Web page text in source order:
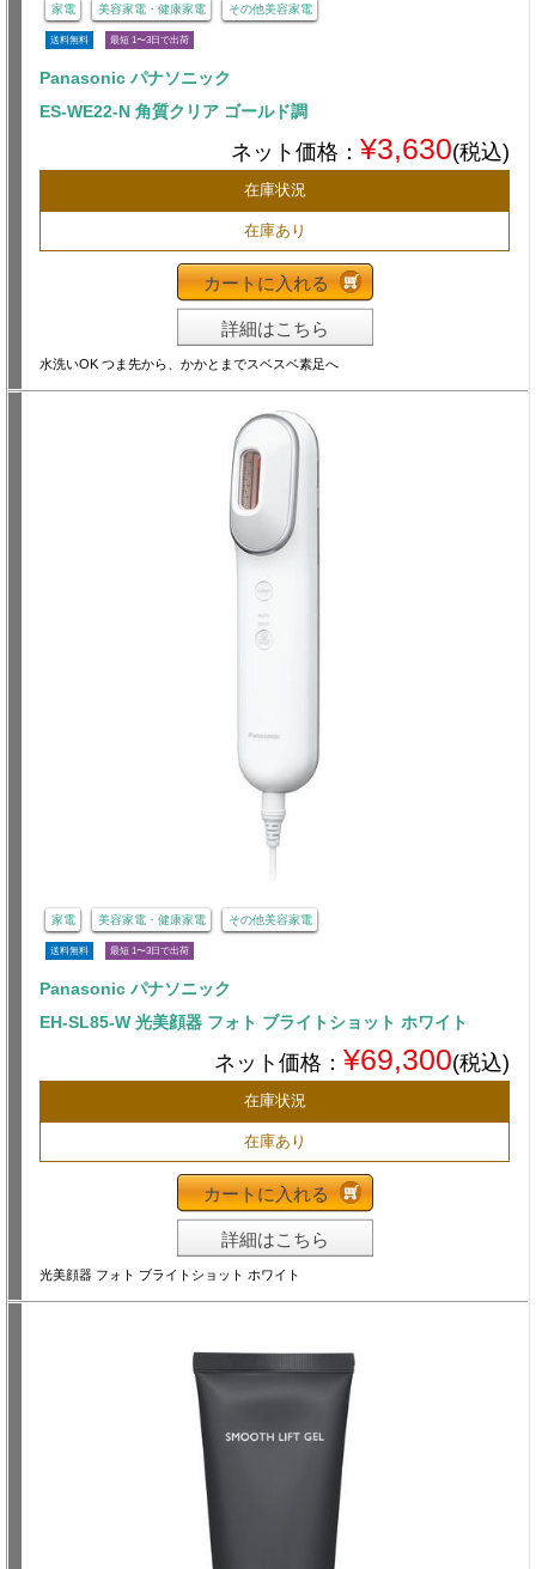
家電 美容家電・健康家電 その他美容家電
送料無料 最短 1〜3日で出荷
Panasonic パナソニック
ES-WE22-N 角質クリア ゴールド調
ネット価格： ¥3,630(税込)
在庫状況
在庫あり
カートに入れる
詳細はこちら
水洗いOK つま先から、かかとまでスベスベ素足へ
家電 美容家電・健康家電 その他美容家電
送料無料 最短 1〜3日で出荷
Panasonic パナソニック
EH-SL85-W 光美顔器 フォト ブライトショット ホワイト
ネット価格： ¥69,300(税込)
在庫状況
在庫あり
カートに入れる
詳細はこちら
光美顔器 フォト ブライトショット ホワイト